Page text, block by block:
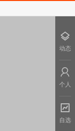
动态
个人
自选